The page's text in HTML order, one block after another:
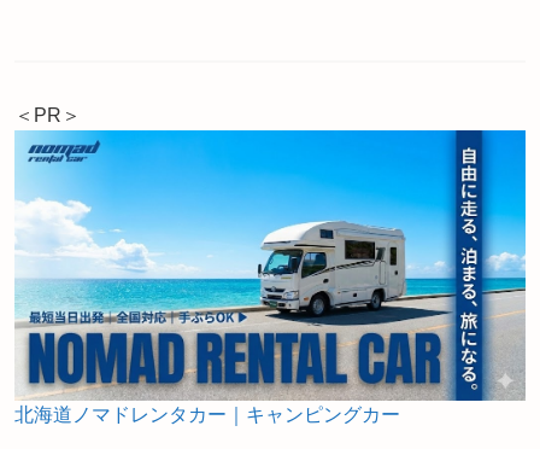
＜PR＞
北海道ノマドレンタカー｜キャンピングカー